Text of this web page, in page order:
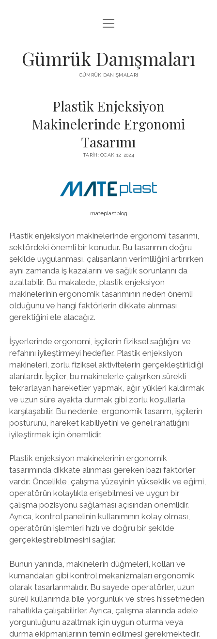
IGTV BEĞENI HILESI PARASIZ
menüyü
aç
Gümrük Danışmaları
GÜMRÜK DANIŞMALARI
Plastik Enjeksiyon
Makinelerinde Ergonomi
Tasarımı
TARIH: OCAK 12, 2024
mateplastblog
Plastik enjeksiyon makinelerinde ergonomi tasarımı,
sektördeki önemli bir konudur. Bu tasarımın doğru
şekilde uygulanması, çalışanların verimliliğini artırırken
aynı zamanda iş kazalarını ve sağlık sorunlarını da
azaltabilir. Bu makalede, plastik enjeksiyon
makinelerinin ergonomik tasarımının neden önemli
olduğunu ve hangi faktörlerin dikkate alınması
gerektiğini ele alacağız.
İşyerlerinde ergonomi, işçilerin fiziksel sağlığını ve
refahını iyileştirmeyi hedefler. Plastik enjeksiyon
makineleri, zorlu fiziksel aktivitelerin gerçekleştirildiği
alanlardır. İşçiler, bu makinelerle çalışırken sürekli
tekrarlayan hareketler yapmak, ağır yükleri kaldırmak
ve uzun süre ayakta durmak gibi zorlu koşullarla
karşılaşabilir. Bu nedenle, ergonomik tasarım, işçilerin
postürünü, hareket kabiliyetini ve genel rahatlığını
iyileştirmek için önemlidir.
Plastik enjeksiyon makinelerinin ergonomik
tasarımında dikkate alınması gereken bazı faktörler
vardır. Öncelikle, çalışma yüzeyinin yükseklik ve eğimi,
operatörün kolaylıkla erişebilmesi ve uygun bir
çalışma pozisyonu sağlaması açısından önemlidir.
Ayrıca, kontrol panelinin kullanımının kolay olması,
operatörün işlemleri hızlı ve doğru bir şekilde
gerçekleştirebilmesini sağlar.
Bunun yanında, makinelerin düğmeleri, kolları ve
kumandaları gibi kontrol mekanizmaları ergonomik
olarak tasarlanmalıdır. Bu sayede operatörler, uzun
süreli kullanımda bile yorgunluk ve stres hissetmeden
rahatlıkla çalışabilirler. Ayrıca, çalışma alanında adele
yorgunluğunu azaltmak için uygun oturma veya
durma ekipmanlarının temin edilmesi gerekmektedir.